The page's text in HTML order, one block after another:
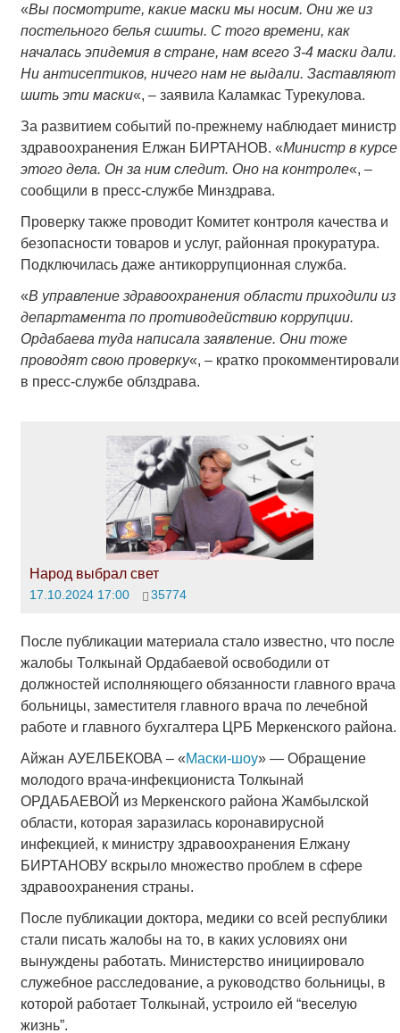
«Вы посмотрите, какие маски мы носим. Они же из
постельного белья сшиты. С того времени, как
началась эпидемия в стране, нам всего 3-4 маски дали.
Ни антисептиков, ничего нам не выдали. Заставляют
шить эти маски«, – заявила Каламкас Турекулова.
За развитием событий по-прежнему наблюдает министр
здравоохранения Елжан БИРТАНОВ. «Министр в курсе
этого дела. Он за ним следит. Оно на контроле«, –
сообщили в пресс-службе Минздрава.
Проверку также проводит Комитет контроля качества и
безопасности товаров и услуг, районная прокуратура.
Подключилась даже антикоррупционная служба.
«В управление здравоохранения области приходили из
департамента по противодействию коррупции.
Ордабаева туда написала заявление. Они тоже
проводят свою проверку«, – кратко прокомментировали
в пресс-службе облздрава.
Народ выбрал свет
17.10.2024 17:00 35774
После публикации материала стало известно, что после
жалобы Толкынай Ордабаевой освободили от
должностей исполняющего обязанности главного врача
больницы, заместителя главного врача по лечебной
работе и главного бухгалтера ЦРБ Меркенского района.
Айжан АУЕЛБЕКОВА – «Маски-шоу» — Обращение
молодого врача-инфекциониста Толкынай
ОРДАБАЕВОЙ из Меркенского района Жамбылской
области, которая заразилась коронавирусной
инфекцией, к министру здравоохранения Елжану
БИРТАНОВУ вскрыло множество проблем в сфере
здравоохранения страны.
После публикации доктора, медики со всей республики
стали писать жалобы на то, в каких условиях они
вынуждены работать. Министерство инициировало
служебное расследование, а руководство больницы, в
которой работает Толкынай, устроило ей “веселую
жизнь”.